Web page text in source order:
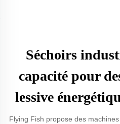
Séchoirs
capacité pour
lessive
Flying Fish propose des